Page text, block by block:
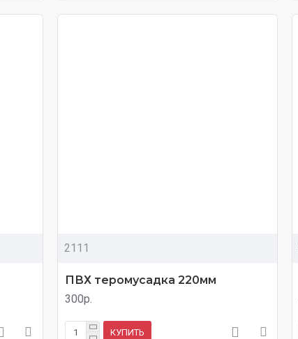
2111
ПВХ теромусадка 220мм
300р.
КУПИТЬ